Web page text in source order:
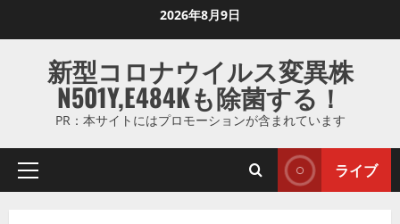
ス
ッ
2026年8月9日
新型コロナウイルス変異株
N501Y,E484Kも除菌する！
PR：本サイトにはプロモーションが含まれています
プ
ライブ